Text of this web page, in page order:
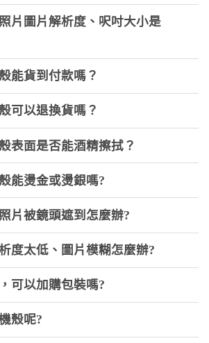
片圖片解析度、呎吋大小是
能貨到付款嗎？
可以退換貨嗎？
表面是否能酒精擦拭？
能燙金或燙銀嗎?
片被鏡頭遮到怎麼辦?
度太低、圖片模糊怎麼辦?
可以加購包裝嗎?
殼呢?